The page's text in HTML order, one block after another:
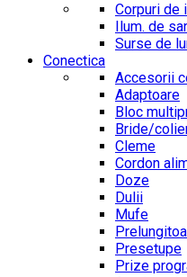
Corpuri de
Ilum. de
Surse de
Conectica
Accesorii
Adaptoare
Bloc
Bride/
Cleme
Cordon
Doze
Dulii
Mufe
Presetupe
Prize